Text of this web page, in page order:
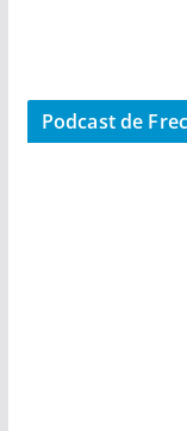
Podcast de